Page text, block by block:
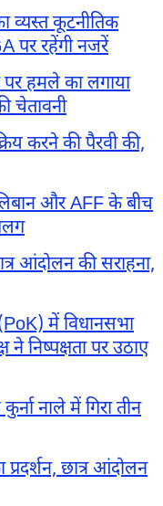
व्यस्त कूटनीतिक
पर रहेंगी नजरें
हमले का लगाया
चेतावनी
करने की पैरवी की,
और AFF के बीच
आंदोलन की सराहना,
में विधानसभा
निष्पक्षता पर उठाए
नाले में गिरा तीन
छात्र आंदोलन